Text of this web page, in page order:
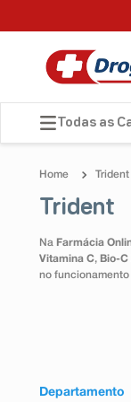
Trident
Trident
Na Farmácia
Vitamina C, Bio-
no
Departamento